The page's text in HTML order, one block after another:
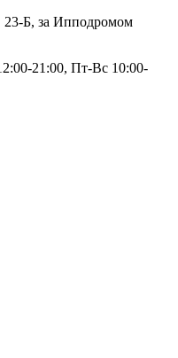
23-Б, за Ипподромом
21:00, Пт-Вс 10:00-